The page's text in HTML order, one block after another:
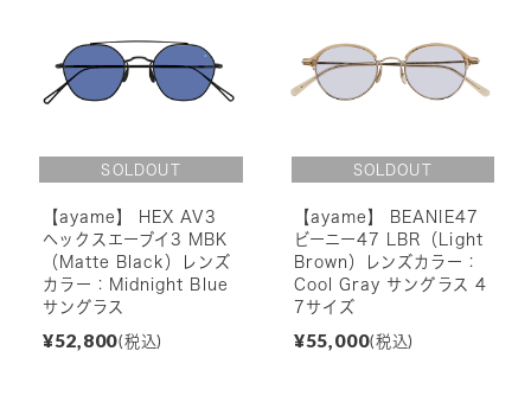
【ayame】 HEX AV3
ヘックスエーブイ3 MBK
（Matte Black）レンズ
カラー：Midnight Blue
サングラス
¥52,800(税込)
【ayame】 BEANIE47
ビーニー47 LBR（Light
Brown）レンズカラー：
Cool Gray サングラス 4
7サイズ
¥55,000(税込)